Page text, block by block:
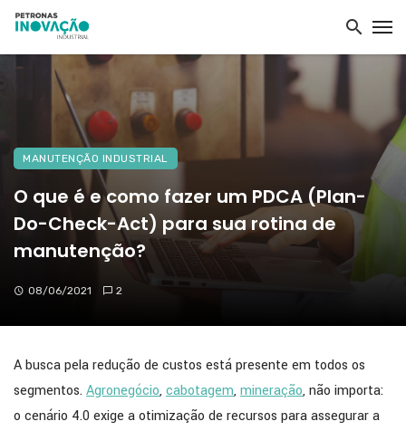
MANUTENÇÃO INDUSTRIAL
O que é e como fazer um PDCA (Plan-
Do-Check-Act) para sua rotina de
manutenção?
08/06/2021 2
A busca pela redução de custos está presente em todos os
segmentos.Agronegócio,cabotagem,mineração, não importa:
o cenário 4.0 exige a otimização de recursos para assegurar a